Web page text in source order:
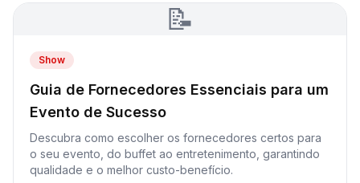
📝
Show
Guia de Fornecedores Essenciais para um
Evento de Sucesso
Descubra como escolher os fornecedores certos para
o seu evento, do buffet ao entretenimento, garantindo
qualidade e o melhor custo-benefício.